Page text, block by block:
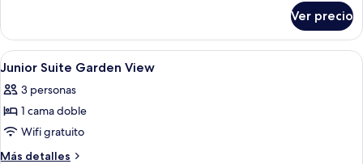
Ocean
View
Single
Use
Suite
Jacuzzi
Terrace
View
Single
Ver precio
Abrir
todas
las
fotos
de
Junior
Una habitación de hotel moderna
4
Junior Suite Garden View
3 personas
1 cama doble
Wifi gratuito
Más detalles
Más